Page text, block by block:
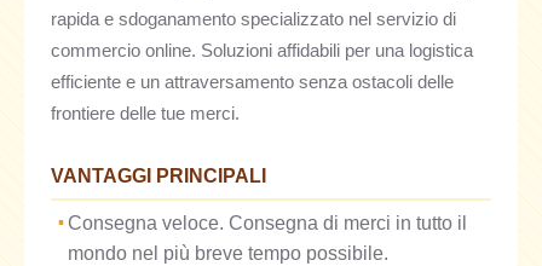
rapida e sdoganamento specializzato nel servizio di
commercio online. Soluzioni affidabili per una logistica
efficiente e un attraversamento senza ostacoli delle
frontiere delle tue merci.
VANTAGGI PRINCIPALI
Consegna veloce. Consegna di merci in tutto il
mondo nel più breve tempo possibile.